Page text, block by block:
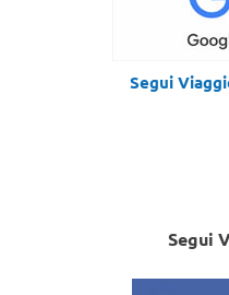
Segui
Segui